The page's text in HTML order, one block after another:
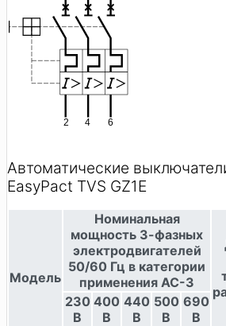
Автоматические
EasyPact TVS GZ1E
Модель
Номинальная
мощность 3-фазных
электродвигателей
50/60 Гц в категории
применения AC-3
230
В
400
В
440
В
500
В
690
В